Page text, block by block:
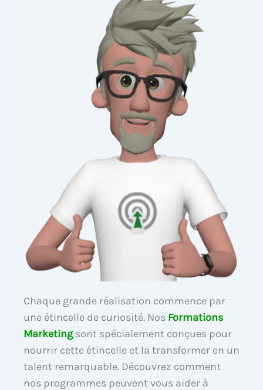
Chaque grande réalisation commence par
une étincelle de curiosité. Nos Formations
Marketingsont spécialement conçues pour
nourrir cette étincelle et la transformer en un
talent remarquable. Découvrez comment
nos programmes peuvent vous aider à